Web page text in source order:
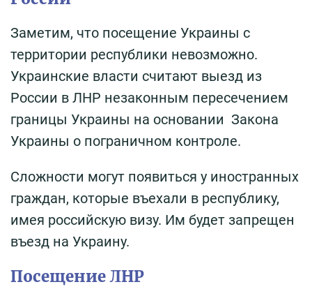
Заметим, что посещение Украины с
территории республики невозможно.
Украинские власти считают выезд из
России в ЛНР незаконным пересечением
границы Украины на основании Закона
Украины о пограничном контроле.
Сложности могут появиться у иностранных
граждан, которые въехали в республику,
имея российскую визу. Им будет запрещен
въезд на Украину.
Посещение ЛНР